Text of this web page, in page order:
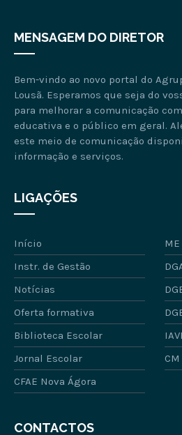
MENSAGEM DO DIRETOR
Bem-vindo ao novo portal do
Lousã. Esperamos que seja do
para melhorar a comunicação
educativa e o público em geral.
este meio de comunicação
informação e serviços.
LIGAÇÕES
Início
ME
Instr. de Gestão
Notícias
Oferta formativa
Biblioteca Escolar
Jornal Escolar
CFAE Nova Ágora
CONTACTOS